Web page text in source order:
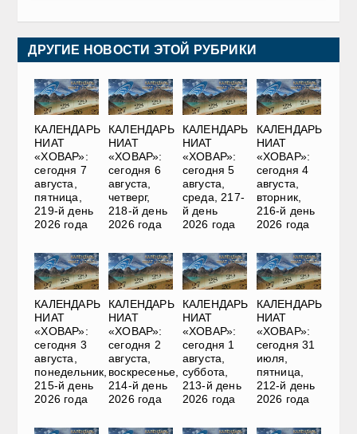
ДРУГИЕ НОВОСТИ ЭТОЙ РУБРИКИ
КАЛЕНДАРЬ
НИАТ
«ХОВАР»:
сегодня 7
августа,
пятница,
219-й день
2026 года
КАЛЕНДАРЬ
НИАТ
«ХОВАР»:
сегодня 6
августа,
четверг,
218-й день
2026 года
КАЛЕНДАРЬ
НИАТ
«ХОВАР»:
сегодня 5
августа,
среда, 217-
й день
2026 года
КАЛЕНДАРЬ
НИАТ
«ХОВАР»:
сегодня 4
августа,
вторник,
216-й день
2026 года
КАЛЕНДАРЬ
НИАТ
«ХОВАР»:
сегодня 3
августа,
понедельник,
215-й день
2026 года
КАЛЕНДАРЬ
НИАТ
«ХОВАР»:
сегодня 2
августа,
воскресенье,
214-й день
2026 года
КАЛЕНДАРЬ
НИАТ
«ХОВАР»:
сегодня 1
августа,
суббота,
213-й день
2026 года
КАЛЕНДАРЬ
НИАТ
«ХОВАР»:
сегодня 31
июля,
пятница,
212-й день
2026 года